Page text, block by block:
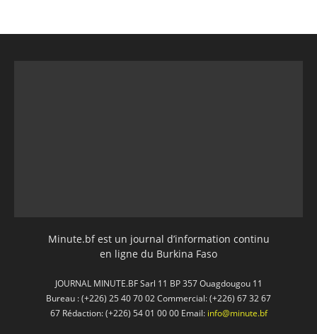
Minute.bf est un journal d’information continu
en ligne du Burkina Faso
JOURNAL MINUTE.BF Sarl 11 BP 357 Ouagdougou 11
Bureau : (+226) 25 40 70 02 Commercial: (+226) 67 32 67
67 Rédaction: (+226) 54 01 00 00 Email: info@minute.bf